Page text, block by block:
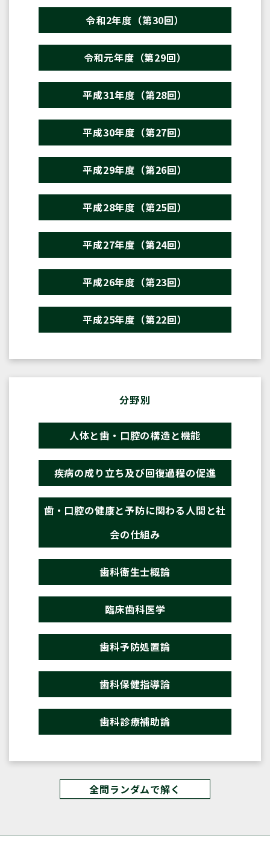
令和2年度（第30回）
令和元年度（第29回）
平成31年度（第28回）
平成30年度（第27回）
平成29年度（第26回）
平成28年度（第25回）
平成27年度（第24回）
平成26年度（第23回）
平成25年度（第22回）
分野別
人体と歯・口腔の構造と機能
疾病の成り立ち及び回復過程の促進
歯・口腔の健康と予防に関わる人間と社
会の仕組み
歯科衛生士概論
臨床歯科医学
歯科予防処置論
歯科保健指導論
歯科診療補助論
全問ランダムで解く